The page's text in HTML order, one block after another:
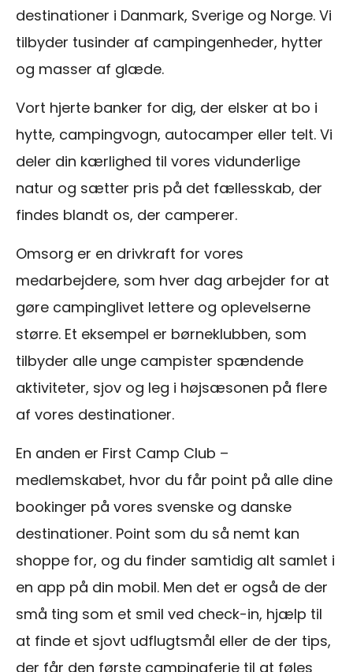
destinationer i Danmark, Sverige og Norge. Vi
tilbyder tusinder af campingenheder, hytter
og masser af glæde.
Vort hjerte banker for dig, der elsker at bo i
hytte, campingvogn, autocamper eller telt. Vi
deler din kærlighed til vores vidunderlige
natur og sætter pris på det fællesskab, der
findes blandt os, der camperer.
Omsorg er en drivkraft for vores
medarbejdere, som hver dag arbejder for at
gøre campinglivet lettere og oplevelserne
større. Et eksempel er børneklubben, som
tilbyder alle unge campister spændende
aktiviteter, sjov og leg i højsæsonen på flere
af vores destinationer.
En anden er First Camp Club –
medlemskabet, hvor du får point på alle dine
bookinger på vores svenske og danske
destinationer. Point som du så nemt kan
shoppe for, og du finder samtidig alt samlet i
en app på din mobil. Men det er også de der
små ting som et smil ved check-in, hjælp til
at finde et sjovt udflugtsmål eller de der tips,
der får den første campingferie til at føles